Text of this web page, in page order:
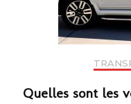
Quelles sont les